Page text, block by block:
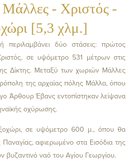
- Χριστός -
[5,3 χλμ.]
περιλαμβάνει δύο στάσεις: πρώτος
σε υψόμετρο 531 μέτρων στις
Δίκτης. Μεταξύ των χωριών Μάλλες
της αρχαίας πόλης Μάλλα, όπου
Άρθουρ Έβανς εντοπίστηκαν λείψανα
οχύρωσης.
σε υψόμετρο 600 μ., όπου θα
αφιερωμένο στα Εισόδια της
βυζαντινό ναό του Αγίου Γεωργίου.